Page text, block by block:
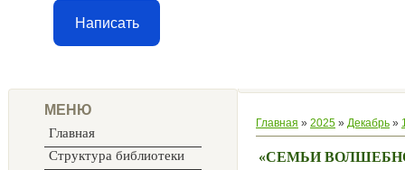
Написать
МЕНЮ
Главная
Структура библиотеки
Главная » 2025 » Декабрь »
«СЕМЬИ